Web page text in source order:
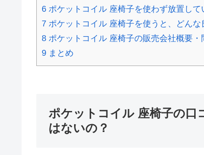
6 ポケットコイル 座椅子を使わず放置して
7 ポケットコイル 座椅子を使うと、どんな
8 ポケットコイル 座椅子の販売会社概要
9 まとめ
ポケットコイル 座椅子の口
はないの？